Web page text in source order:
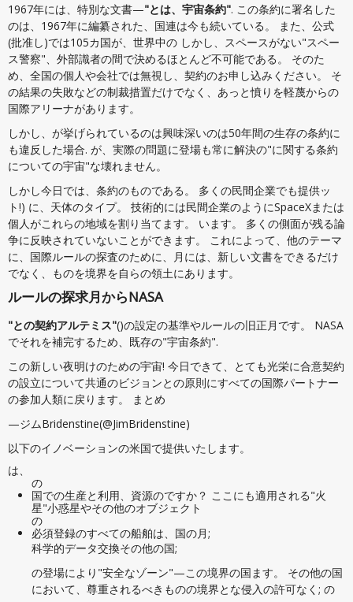
1967年には、特別な文書—"とは、宇宙条約". この条約に署名した
のは、1967年に編纂された、国連は今も続いている。 また、公式
(批准し)では105カ国が、世界中の しかし、スペースがない"スペー
ス警察"、外部識者の間で決めるほとんど不可能である。 そのた
め、全国の個人や会社では無視し、契約のお申し込みください。 そ
の結果の失敗などの制裁措置だけでなく、あっと憤りを軽蔑からの
国際アリーナがあります。
しかし、が挙げられているのは興味深いのは50年間の生存の条約に
も違反した場合. が、実際の問題に登場も常に解決の"に関する条約
についての宇宙"な壊れません。
しかし今日では、条約のものである。 多くの民間企業でも提供ッ
ト!) に、天体のタイプ。 技術的には民間企業のようにSpaceXまたは
個人がこれらの地域を割り当てます。 います。 多くの側面が残る論
争に反映されていないことができます。 これによって、他のテーマ
に、国際ルールの探査のために、月には、新しい文書をできるだけ
でなく、ものを境界を自らの領土にあります。
ルールの探求月からNASA
"との契約アルテミス"()の設定の基準やルールの旧正月です。 NASA
でそれを補完するため、既存の"宇宙条約".
この新しい夜明けのための宇宙! 今日できて、とても光栄に合意契約
の設立について共通のビジョンとの原則にすべての国際パートナー
の参加人類に戻ります。 まとめ
—ジムBridenstine(@JimBridenstine)
以下のイノベーションの米国で提供いたします。
は、
の
国での生産と利用、資源のですか？ ここにも適用される"火
星"小惑星やその他のオブジェクト
の
必須登録のすべての船舶は、国の月;
科学的データ交換その他の国;
の登場により"安全なゾーン"—この境界の国ます。 その他の国
において、尊重されるべきものの境界とな侵入の許可なく; の